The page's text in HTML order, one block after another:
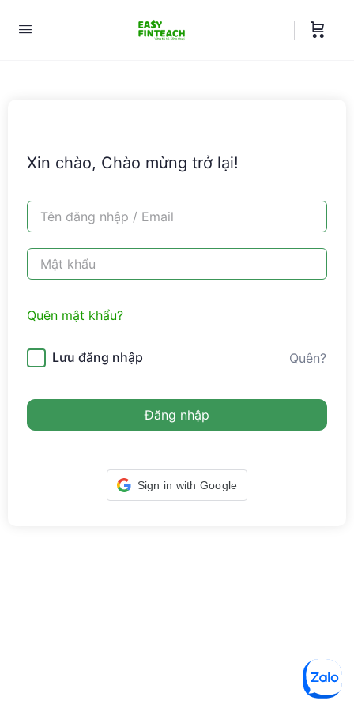
Xin chào, Chào mừng trở lại!
Quên mật khẩu?
Lưu đăng nhập Quên?
Đăng nhập
Sign in with Google